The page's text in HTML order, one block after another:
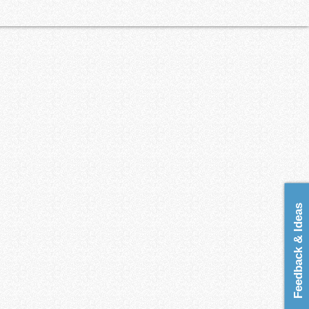
Feedback & Ideas